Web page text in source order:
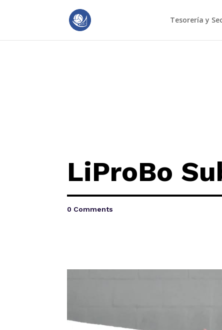
Tesorería y
LiProBo
0 Comments